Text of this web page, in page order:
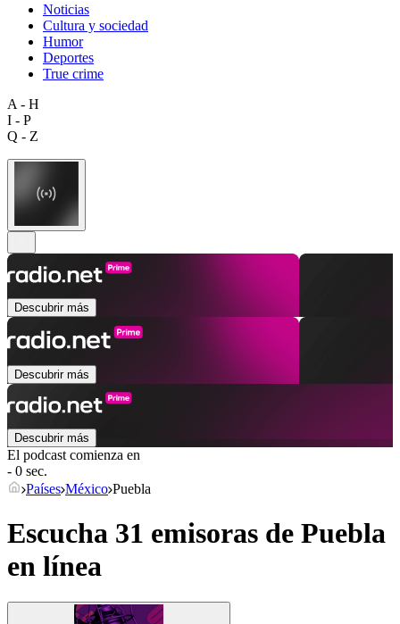
Noticias
Cultura y sociedad
Humor
Deportes
True crime
A - H
I - P
Q - Z
Descubrir más
Descubrir más
Descubrir más
El podcast comienza en
- 0 sec.
Países México Puebla
Escucha 31 emisoras de Puebla
en línea